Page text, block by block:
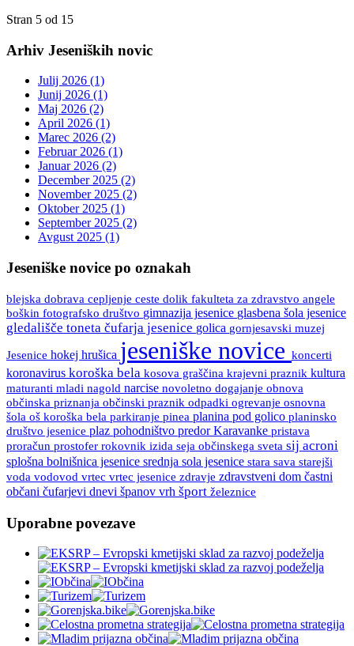
Stran 5 od 15
Arhiv Jeseniških novic
Julij 2026 (1)
Junij 2026 (1)
Maj 2026 (2)
April 2026 (1)
Marec 2026 (2)
Februar 2026 (1)
Januar 2026 (2)
December 2025 (2)
November 2025 (2)
Oktober 2025 (1)
September 2025 (2)
Avgust 2025 (1)
Jeseniške novice po oznakah
blejska dobrava cepljenje ceste dolik fakulteta za zdravstvo angele
boškin fotografsko društvo gimnazija jesenice glasbena šola jesenice
gledališče toneta čufarja jesenice golica gornjesavski muzej
Jesenice hokej hrušica jeseniške novice koncerti
koronavirus koroška bela kosova graščina krajevni praznik kultura
maturanti mladi nagold narcise novoletno dogajanje obnova
občinska priznanja občinski praznik odpadki ogrevanje osnovna
šola oš koroška bela parkiranje pinea planina pod golico planinsko
društvo jesenice plaz pohodništvo predor Karavanke pristava
proračun prostofer rokovnik izida seja občinskega sveta sij acroni
splošna bolnišnica jesenice srednja sola jesenice stara sava starejši
voda vodovod vrtec vrtec jesenice zdravje zdravstveni dom častni
občani čufarjevi dnevi španov vrh šport železnice
Uporabne povezave